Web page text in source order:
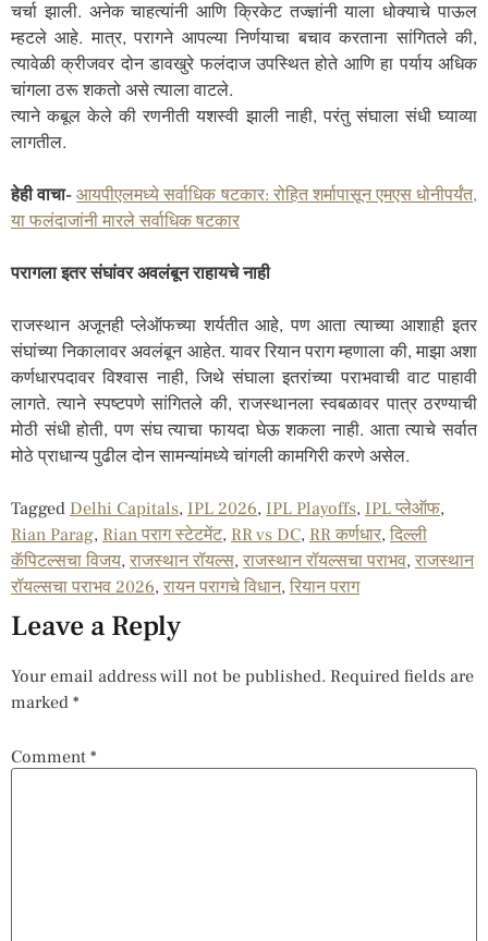
चर्चा झाली. अनेक चाहत्यांनी आणि क्रिकेट तज्ज्ञांनी याला धोक्याचे पाऊल
म्हटले आहे. मात्र, परागने आपल्या निर्णयाचा बचाव करताना सांगितले की,
त्यावेळी क्रीजवर दोन डावखुरे फलंदाज उपस्थित होते आणि हा पर्याय अधिक
चांगला ठरू शकतो असे त्याला वाटले.
त्याने कबूल केले की रणनीती यशस्वी झाली नाही, परंतु संघाला संधी घ्याव्या
लागतील.
हेही वाचा- आयपीएलमध्ये सर्वाधिक षटकार: रोहित शर्मापासून एमएस धोनीपर्यंत,
या फलंदाजांनी मारले सर्वाधिक षटकार
परागला इतर संघांवर अवलंबून राहायचे नाही
राजस्थान अजूनही प्लेऑफच्या शर्यतीत आहे, पण आता त्याच्या आशाही इतर
संघांच्या निकालावर अवलंबून आहेत. यावर रियान पराग म्हणाला की, माझा अशा
कर्णधारपदावर विश्वास नाही, जिथे संघाला इतरांच्या पराभवाची वाट पाहावी
लागते. त्याने स्पष्टपणे सांगितले की, राजस्थानला स्वबळावर पात्र ठरण्याची
मोठी संधी होती, पण संघ त्याचा फायदा घेऊ शकला नाही. आता त्याचे सर्वात
मोठे प्राधान्य पुढील दोन सामन्यांमध्ये चांगली कामगिरी करणे असेल.
Tagged Delhi Capitals, IPL 2026, IPL Playoffs, IPL प्लेऑफ,
Rian Parag, Rian पराग स्टेटमेंट, RR vs DC, RR कर्णधार, दिल्ली
कॅपिटल्सचा विजय, राजस्थान रॉयल्स, राजस्थान रॉयल्सचा पराभव, राजस्थान
रॉयल्सचा पराभव 2026, रायन परागचे विधान, रियान पराग
Leave a Reply
Your email address will not be published. Required fields are
marked *
Comment *